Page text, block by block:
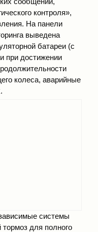
контроля»,
На панели
выведена
батареи (с
при достижении
колеса, аварийные
системы
для полного